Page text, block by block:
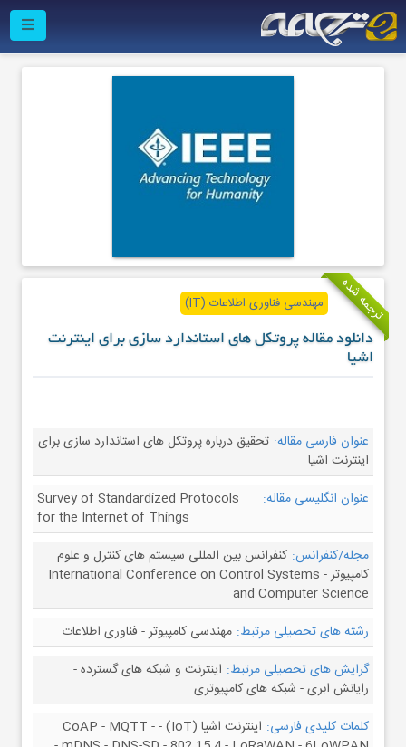
ترجمه شده مهندسی فناوری اطلاعات (IT)
دانلود مقاله پروتکل های استاندارد سازی برای اینترنت
اشیا
عنوان فارسی مقاله: تحقیق درباره پروتکل های استاندارد سازی برای
اینترنت اشیا
عنوان انگلیسی مقاله:
Survey of Standardized Protocols
for the Internet of Things
مجله/کنفرانس: کنفرانس بین المللی سیستم های کنترل و علوم
کامپیوتر - International Conference on Control Systems
and Computer Science
رشته های تحصیلی مرتبط: مهندسی کامپیوتر - فناوری اطلاعات
گرایش های تحصیلی مرتبط: اینترنت و شبکه های گسترده -
رایانش ابری - شبکه های کامپیوتری
کلمات کلیدی فارسی:
اینترنت اشیا (IoT) - CoAP - MQTT -